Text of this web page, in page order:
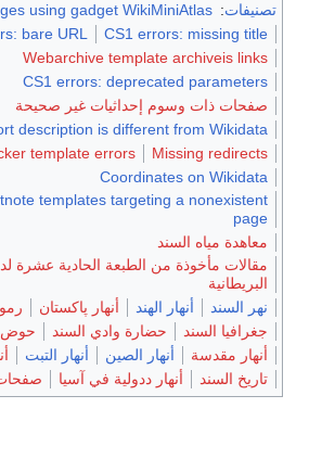
تصنيفات:
using gadget WikiMiniAtlas
CS1 errors: missing title
bare URL
Webarchive template archiveis links
CS1 errors: deprecated parameters
صفحات ذات وسوم إحداثيات غير صحيحة
description is different from Wikidata
Missing redirects
template errors
Coordinates on Wikidata
templates targeting a nonexistent
page
معاهدة مياه السند
مقالات مأخوذة من الطبعة الحادية عشرة
البريطانية
نهر السند
أنهار الهند أنهار پاكستان
جغرافيا السند
حضارة وادي السند حوض
أنهار مقدسة
أنهار الصين أنهار التبت
تاريخ السند
أنهار ددولية في آسيا